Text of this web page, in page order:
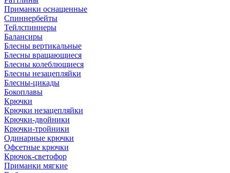
Приманки оснащенные
Спиннербейты
Тейлспиннеры
Балансиры
Блесны вертикальные
Блесны вращающиеся
Блесны колеблющиеся
Блесны незацепляйки
Блесны-цикады
Бокоплавы
Крючки
Крючки незацепляйки
Крючки-двойники
Крючки-тройники
Одинарные крючки
Офсетные крючки
Крючок-светофор
Приманки мягкие